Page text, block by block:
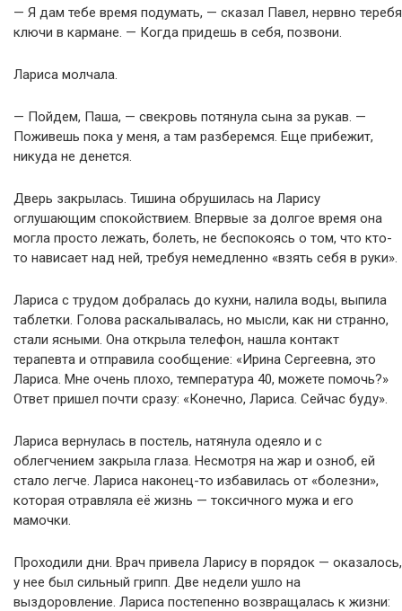
— Я дам тебе время подумать, — сказал Павел, нервно теребя
ключи в кармане. — Когда придешь в себя, позвони.
Лариса молчала.
— Пойдем, Паша, — свекровь потянула сына за рукав. —
Поживешь пока у меня, а там разберемся. Еще прибежит,
никуда не денется.
Дверь закрылась. Тишина обрушилась на Ларису
оглушающим спокойствием. Впервые за долгое время она
могла просто лежать, болеть, не беспокоясь о том, что кто-
то нависает над ней, требуя немедленно «взять себя в руки».
Лариса с трудом добралась до кухни, налила воды, выпила
таблетки. Голова раскалывалась, но мысли, как ни странно,
стали ясными. Она открыла телефон, нашла контакт
терапевта и отправила сообщение: «Ирина Сергеевна, это
Лариса. Мне очень плохо, температура 40, можете помочь?»
Ответ пришел почти сразу: «Конечно, Лариса. Сейчас буду».
Лариса вернулась в постель, натянула одеяло и с
облегчением закрыла глаза. Несмотря на жар и озноб, ей
стало легче. Лариса наконец-то избавилась от «болезни»,
которая отравляла её жизнь — токсичного мужа и его
мамочки.
Проходили дни. Врач привела Ларису в порядок — оказалось,
у нее был сильный грипп. Две недели ушло на
выздоровление. Лариса постепенно возвращалась к жизни: